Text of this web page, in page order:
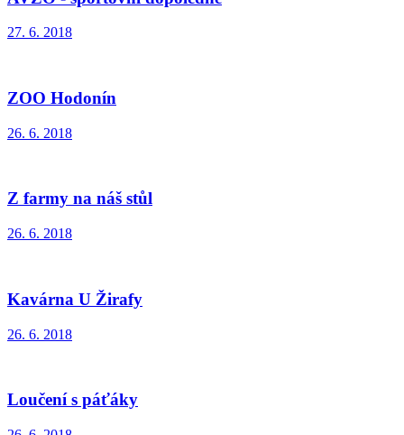
27. 6. 2018
ZOO Hodonín
26. 6. 2018
Z farmy na náš stůl
26. 6. 2018
Kavárna U Žirafy
26. 6. 2018
Loučení s páťáky